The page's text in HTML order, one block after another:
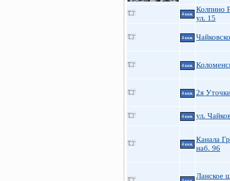
4 ккв.
Колпино
ул. 15
4 ккв.
4 ккв.
4 ккв. 2я
4 ккв. ул.
4 ккв.
Канала
наб. 96
Ланское